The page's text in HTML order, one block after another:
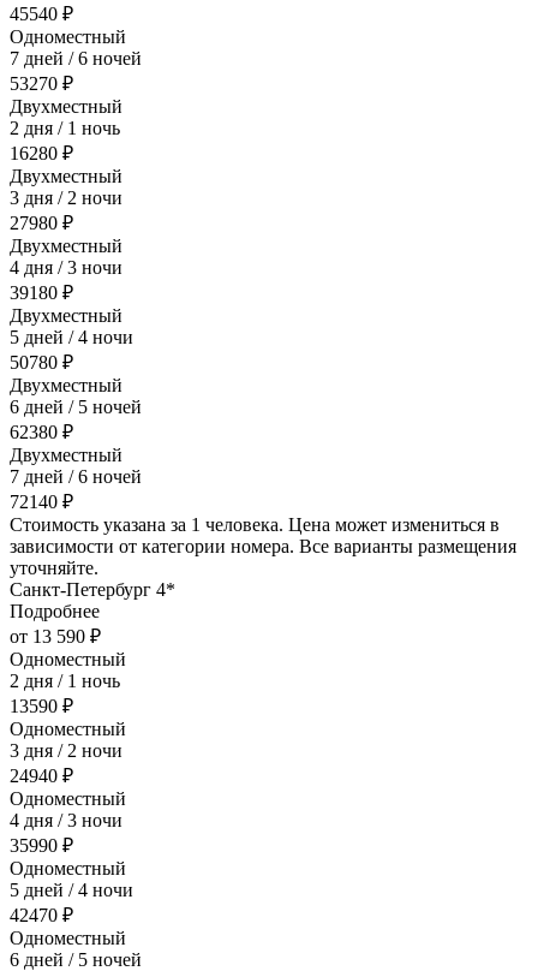
45540 ₽
Одноместный
7 дней / 6 ночей
53270 ₽
Двухместный
2 дня / 1 ночь
16280 ₽
Двухместный
3 дня / 2 ночи
27980 ₽
Двухместный
4 дня / 3 ночи
39180 ₽
Двухместный
5 дней / 4 ночи
50780 ₽
Двухместный
6 дней / 5 ночей
62380 ₽
Двухместный
7 дней / 6 ночей
72140 ₽
Стоимость указана за 1 человека. Цена может измениться в
зависимости от категории номера. Все варианты размещения
уточняйте.
Санкт-Петербург 4*
Подробнее
от 13 590 ₽
Одноместный
2 дня / 1 ночь
13590 ₽
Одноместный
3 дня / 2 ночи
24940 ₽
Одноместный
4 дня / 3 ночи
35990 ₽
Одноместный
5 дней / 4 ночи
42470 ₽
Одноместный
6 дней / 5 ночей